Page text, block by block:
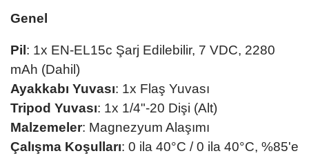
Genel
Pil : 1x EN-EL15c Şarj Edilebilir, 7 VDC, 2280
mAh (Dahil)
Ayakkabı Yuvası: 1x Flaş Yuvası
Tripod Yuvası: 1x 1/4"-20 Dişi (Alt)
Malzemeler: Magnezyum Alaşımı
Çalışma Koşulları: 0 ila 40°C / 0 ila 40°C, %85'e